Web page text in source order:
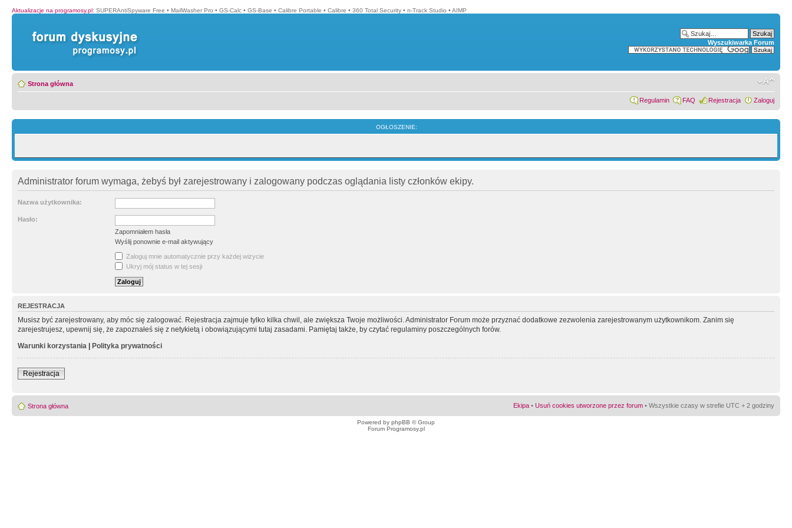
Aktualizacje na programosy.pl: SUPERAntiSpyware Free • MailWasher Pro • GS-Calc • GS-Base • Calibre Portable • Calibre • 360 Total Security • n-Track Studio • AIMP
Wyszukiwarka Forum
Strona główna
Regulamin FAQ Rejestracja Zaloguj
OGŁOSZENIE:
Administrator forum wymaga, żebyś był zarejestrowany i zalogowany podczas oglądania listy członków ekipy.
Nazwa użytkownika:
Hasło:
Zapomniałem hasła
Wyślij ponownie e-mail aktywujący
Zaloguj mnie automatycznie przy każdej wizycie
Ukryj mój status w tej sesji
REJESTRACJA
Musisz być zarejestrowany, aby móc się zalogować. Rejestracja zajmuje tylko kilka chwil, ale zwiększa Twoje możliwości. Administrator Forum może przyznać dodatkowe zezwolenia zarejestrowanym użytkownikom. Zanim się
zarejestrujesz, upewnij się, że zapoznałeś się z netykietą i obowiązującymi tutaj zasadami. Pamiętaj także, by czytać regulaminy poszczególnych forów.
Warunki korzystania | Polityka prywatności
Rejestracja
Strona główna Ekipa • Usuń cookies utworzone przez forum • Wszystkie czasy w strefie UTC + 2 godziny
Powered by phpBB © Group
Forum Programosy.pl